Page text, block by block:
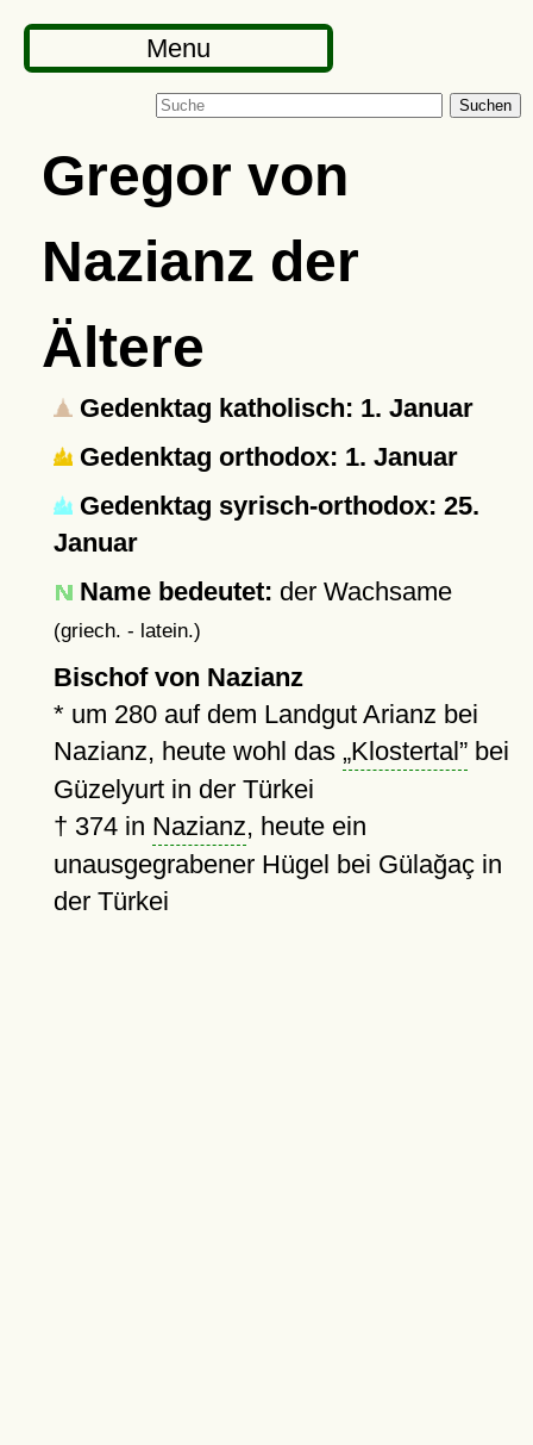
Menu
Suchen
Gregor von
Nazianz der
Ältere
Gedenktag katholisch: 1. Januar
Gedenktag orthodox: 1. Januar
Gedenktag syrisch-orthodox: 25.
Januar
Name bedeutet: der Wachsame
(griech. - latein.)
Bischof von Nazianz
* um 280auf dem Landgut Arianz bei
Nazianz, heute wohl das Klostertal bei
Güzelyurt in der Türkei
† 374in Nazianz, heute ein
unausgegrabener Hügel bei Gülağaç in
der Türkei